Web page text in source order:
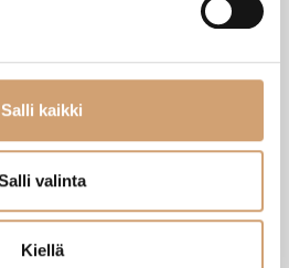
Salli kaikki
valinta
Kiellä